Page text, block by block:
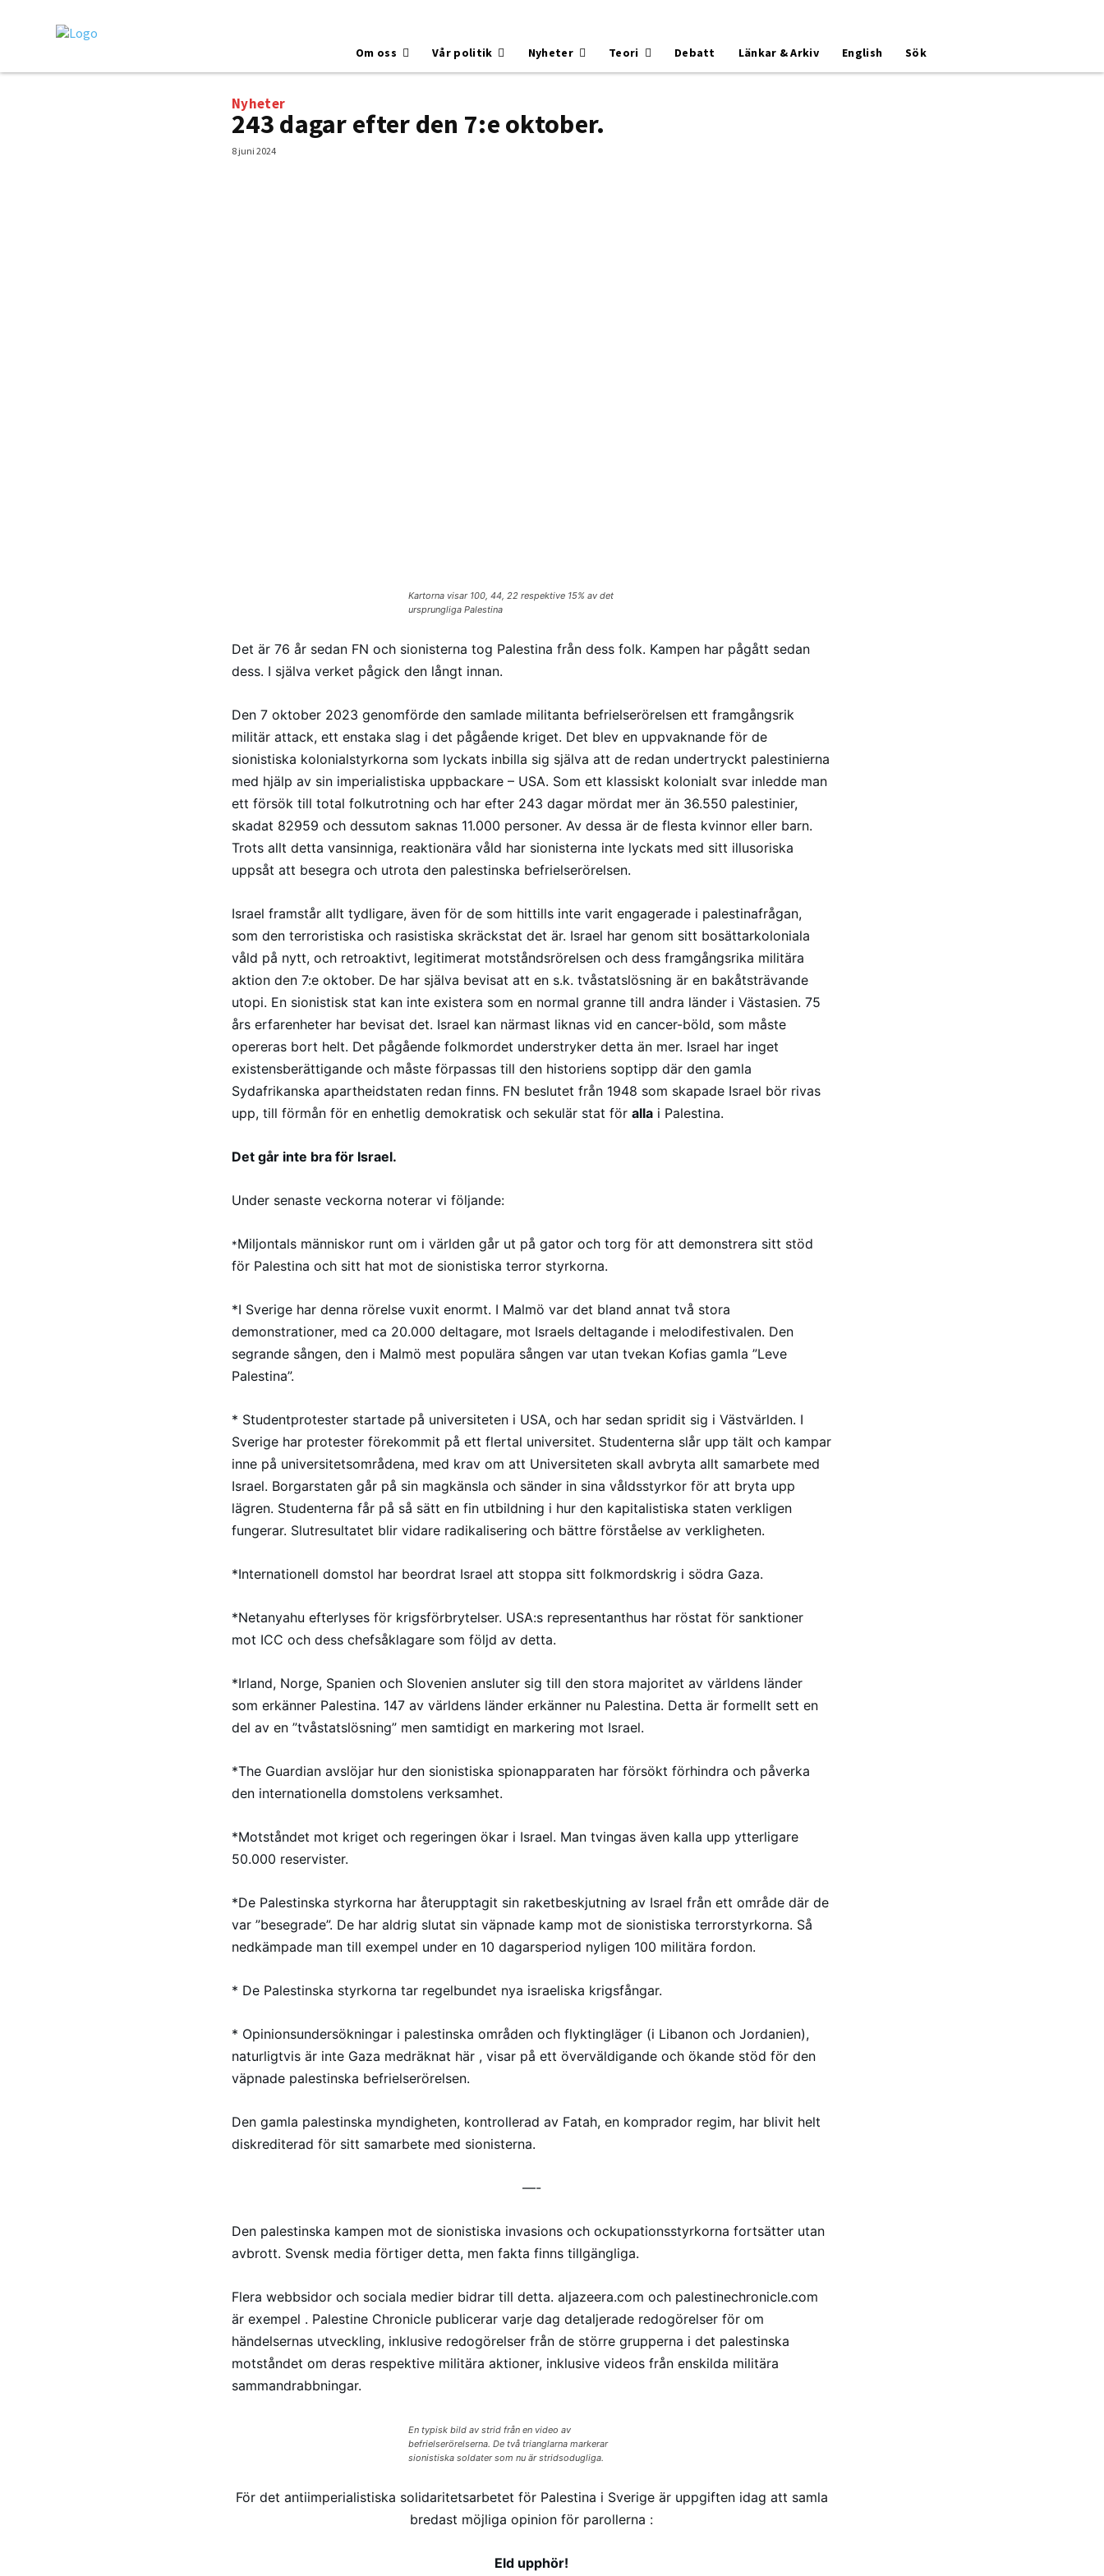
Om oss Vår politik Nyheter Teori Debatt Länkar & Arkiv English Sök
Nyheter
243 dagar efter den 7:e oktober.
8 juni 2024
Kartorna visar 100, 44, 22 respektive 15% av det
ursprungliga Palestina
Det är 76 år sedan FN och sionisterna tog Palestina från dess folk. Kampen har pågått sedan
dess. I själva verket pågick den långt innan.
Den 7 oktober 2023 genomförde den samlade militanta befrielserörelsen ett framgångsrik
militär attack, ett enstaka slag i det pågående kriget. Det blev en uppvaknande för de
sionistiska kolonialstyrkorna som lyckats inbilla sig själva att de redan undertryckt palestinierna
med hjälp av sin imperialistiska uppbackare – USA. Som ett klassiskt kolonialt svar inledde man
ett försök till total folkutrotning och har efter 243 dagar mördat mer än 36.550 palestinier,
skadat 82959 och dessutom saknas 11.000 personer. Av dessa är de flesta kvinnor eller barn.
Trots allt detta vansinniga, reaktionära våld har sionisterna inte lyckats med sitt illusoriska
uppsåt att besegra och utrota den palestinska befrielserörelsen.
Israel framstår allt tydligare, även för de som hittills inte varit engagerade i palestinafrågan,
som den terroristiska och rasistiska skräckstat det är. Israel har genom sitt bosättarkoloniala
våld på nytt, och retroaktivt, legitimerat motståndsrörelsen och dess framgångsrika militära
aktion den 7:e oktober. De har själva bevisat att en s.k. tvåstatslösning är en bakåtsträvande
utopi. En sionistisk stat kan inte existera som en normal granne till andra länder i Västasien. 75
års erfarenheter har bevisat det. Israel kan närmast liknas vid en cancer-böld, som måste
opereras bort helt. Det pågående folkmordet understryker detta än mer. Israel har inget
existensberättigande och måste förpassas till den historiens soptipp där den gamla
Sydafrikanska apartheidstaten redan finns. FN beslutet från 1948 som skapade Israel bör rivas
upp, till förmån för en enhetlig demokratisk och sekulär stat för alla i Palestina.
Det går inte bra för Israel.
Under senaste veckorna noterar vi följande:
*Miljontals människor runt om i världen går ut på gator och torg för att demonstrera sitt stöd
för Palestina och sitt hat mot de sionistiska terror styrkorna.
*I Sverige har denna rörelse vuxit enormt. I Malmö var det bland annat två stora
demonstrationer, med ca 20.000 deltagare, mot Israels deltagande i melodifestivalen. Den
segrande sången, den i Malmö mest populära sången var utan tvekan Kofias gamla ”Leve
Palestina”.
* Studentprotester startade på universiteten i USA, och har sedan spridit sig i Västvärlden. I
Sverige har protester förekommit på ett flertal universitet. Studenterna slår upp tält och kampar
inne på universitetsområdena, med krav om att Universiteten skall avbryta allt samarbete med
Israel. Borgarstaten går på sin magkänsla och sänder in sina våldsstyrkor för att bryta upp
lägren. Studenterna får på så sätt en fin utbildning i hur den kapitalistiska staten verkligen
fungerar. Slutresultatet blir vidare radikalisering och bättre förståelse av verkligheten.
*Internationell domstol har beordrat Israel att stoppa sitt folkmordskrig i södra Gaza.
*Netanyahu efterlyses för krigsförbrytelser. USA:s representanthus har röstat för sanktioner
mot ICC och dess chefsåklagare som följd av detta.
*Irland, Norge, Spanien och Slovenien ansluter sig till den stora majoritet av världens länder
som erkänner Palestina. 147 av världens länder erkänner nu Palestina. Detta är formellt sett en
del av en ”tvåstatslösning” men samtidigt en markering mot Israel.
*The Guardian avslöjar hur den sionistiska spionapparaten har försökt förhindra och påverka
den internationella domstolens verksamhet.
*Motståndet mot kriget och regeringen ökar i Israel. Man tvingas även kalla upp ytterligare
50.000 reservister.
*De Palestinska styrkorna har återupptagit sin raketbeskjutning av Israel från ett område där de
var ”besegrade”. De har aldrig slutat sin väpnade kamp mot de sionistiska terrorstyrkorna. Så
nedkämpade man till exempel under en 10 dagarsperiod nyligen 100 militära fordon.
* De Palestinska styrkorna tar regelbundet nya israeliska krigsfångar.
* Opinionsundersökningar i palestinska områden och flyktingläger (i Libanon och Jordanien),
naturligtvis är inte Gaza medräknat här , visar på ett överväldigande och ökande stöd för den
väpnade palestinska befrielserörelsen.
Den gamla palestinska myndigheten, kontrollerad av Fatah, en komprador regim, har blivit helt
diskrediterad för sitt samarbete med sionisterna.
—-
Den palestinska kampen mot de sionistiska invasions och ockupationsstyrkorna fortsätter utan
avbrott. Svensk media förtiger detta, men fakta finns tillgängliga.
Flera webbsidor och sociala medier bidrar till detta. aljazeera.com och palestinechronicle.com
är exempel . Palestine Chronicle publicerar varje dag detaljerade redogörelser för om
händelsernas utveckling, inklusive redogörelser från de större grupperna i det palestinska
motståndet om deras respektive militära aktioner, inklusive videos från enskilda militära
sammandrabbningar.
En typisk bild av strid från en video av
befrielserörelserna. De två trianglarna markerar
sionistiska soldater som nu är stridsodugliga.
För det antiimperialistiska solidaritetsarbetet för Palestina i Sverige är uppgiften idag att samla
bredast möjliga opinion för parollerna :
Eld upphör!